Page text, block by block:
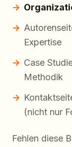
Expertise
Case
Methodik
(nicht nur
Fehlen diese